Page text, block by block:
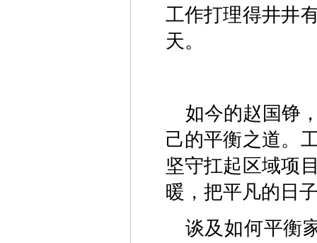
工作打理得井井
天。
如今的赵国铮
己的平衡之道。
坚守扛起区域项
暖，把平凡的日
谈及如何平衡